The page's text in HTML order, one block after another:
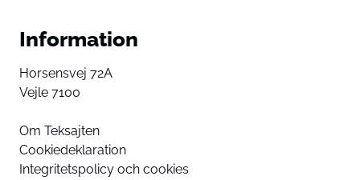
Information
Horsensvej 72A
Vejle 7100
Om Teksajten
Cookiedeklaration
Integritetspolicy och cookies